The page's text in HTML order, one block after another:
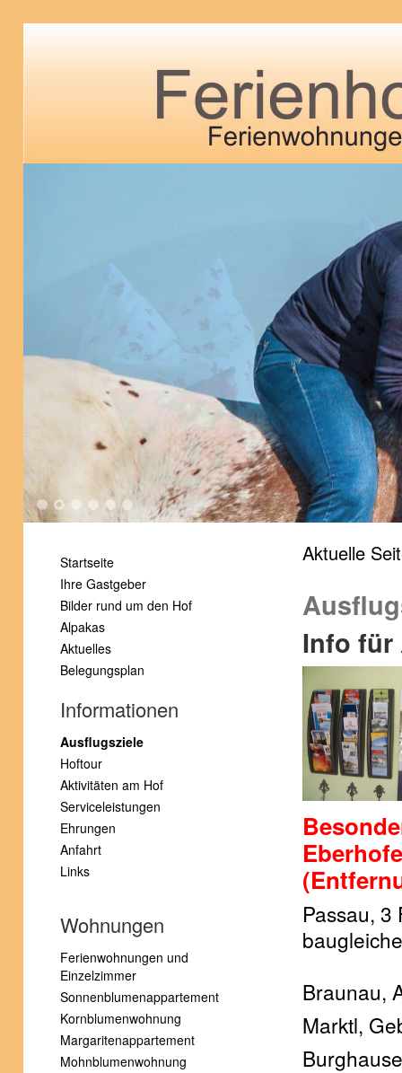
1 2 3 4 5 6
Startseite
Ihre Gastgeber
Bilder rund um den Hof
Alpakas
Aktuelles
Belegungsplan
Informationen
Ausflugsziele
Hoftour
Aktivitäten am Hof
Serviceleistungen
Ehrungen
Anfahrt
Links
Wohnungen
Ferienwohnungen und
Einzelzimmer
Sonnenblumenappartement
Kornblumenwohnung
Margaritenappartement
Mohnblumenwohnung
Aktuelle
Info für
Passau, 3
Braunau,
Marktl,